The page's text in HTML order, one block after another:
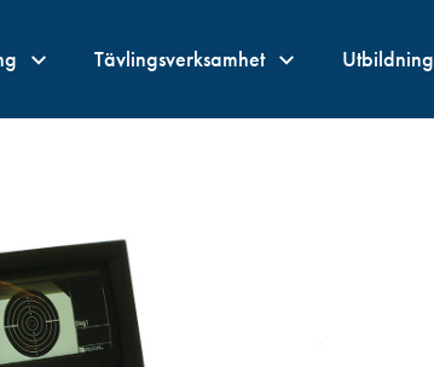
Tävlingsverksamhet Utbildning